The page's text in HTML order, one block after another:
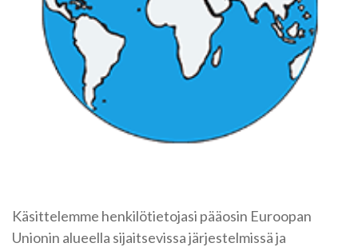
Käsittelemme henkilötietojasi pääosin Euroopan
Unionin alueella sijaitsevissa järjestelmissä ja